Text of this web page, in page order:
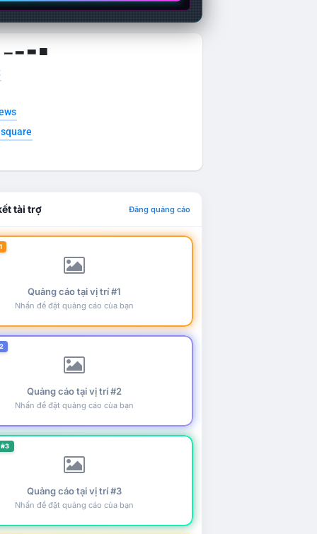
▁ ▂ ▃ ▄
tài trợ Đăng quảng cáo
Quảng cáo tại vị trí #1
Nhấn để đặt quảng cáo của bạn
Quảng cáo tại vị trí #2
Nhấn để đặt quảng cáo của bạn
Quảng cáo tại vị trí #3
Nhấn để đặt quảng cáo của bạn